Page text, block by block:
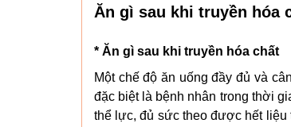
Ăn gì sau khi truyền hóa
* Ăn gì sau khi truyền hóa chất
Một chế độ ăn uống đầy đủ và
đặc biệt là bệnh nhân trong thời
thể lực, đủ sức theo được hết liệu